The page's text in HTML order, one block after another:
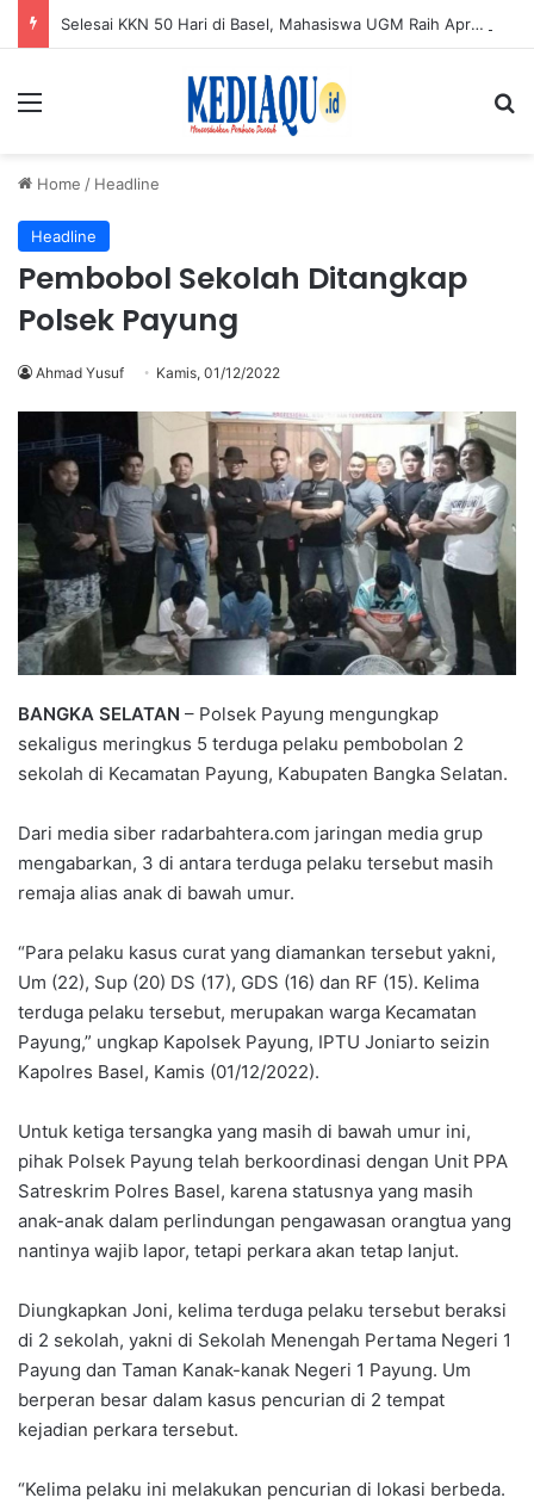
Selesai KKN 50 Hari di Basel, Mahasiswa UGM Raih Apresiasi KAGAMA Babel
Menu
Home / Headline
Headline
Pembobol Sekolah Ditangkap
Polsek Payung
Ahmad Yusuf Kamis, 01/12/2022
BANGKA SELATAN – Polsek Payung mengungkap
sekaligus meringkus 5 terduga pelaku pembobolan 2
sekolah di Kecamatan Payung, Kabupaten Bangka Selatan.
Dari media siber radarbahtera.com jaringan media grup
mengabarkan, 3 di antara terduga pelaku tersebut masih
remaja alias anak di bawah umur.
“Para pelaku kasus curat yang diamankan tersebut yakni,
Um (22), Sup (20) DS (17), GDS (16) dan RF (15). Kelima
terduga pelaku tersebut, merupakan warga Kecamatan
Payung,” ungkap Kapolsek Payung, IPTU Joniarto seizin
Kapolres Basel, Kamis (01/12/2022).
Untuk ketiga tersangka yang masih di bawah umur ini,
pihak Polsek Payung telah berkoordinasi dengan Unit PPA
Satreskrim Polres Basel, karena statusnya yang masih
anak-anak dalam perlindungan pengawasan orangtua yang
nantinya wajib lapor, tetapi perkara akan tetap lanjut.
Diungkapkan Joni, kelima terduga pelaku tersebut beraksi
di 2 sekolah, yakni di Sekolah Menengah Pertama Negeri 1
Payung dan Taman Kanak-kanak Negeri 1 Payung. Um
berperan besar dalam kasus pencurian di 2 tempat
kejadian perkara tersebut.
“Kelima pelaku ini melakukan pencurian di lokasi berbeda.